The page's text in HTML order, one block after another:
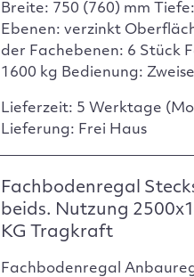
Breite: 750 (760) mm
Ebenen: verzinkt
der Fachebenen: 6 Stück
1600 kg Bedienung:
Lieferzeit: 5 Werktage
Lieferung: Frei Haus
Fachbodenregal
beids. Nutzung
KG Tragkraft
Fachbodenregal